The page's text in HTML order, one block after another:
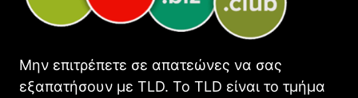
Μην επιτρέπετε σε απατεώνες να σας
εξαπατήσουν με TLD. Το TLD είναι το τμήμα